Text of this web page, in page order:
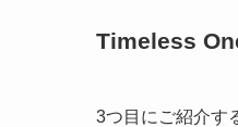
Timeless
3つ目にご紹介す